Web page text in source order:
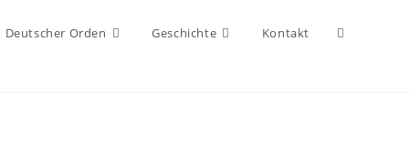
Deutscher Orden Geschichte Kontakt